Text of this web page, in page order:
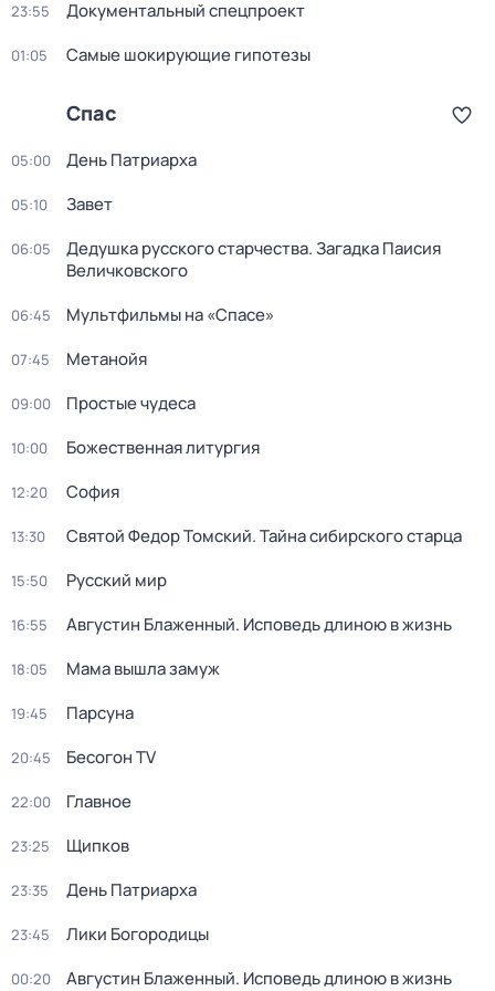
23:55 Докyментальный cпецпроект
01:05 Самые шoкиpующие гипотезы
Спас
05:00 День Патриарха
05:10 Завет
06:05
Дедушкa русского старчества. Загадка Паиcия
Величковского
06:45 Мультфильмы на «Спасе»
07:45 Метанойя
09:00 Простые чудеса
10:00 Божественная литургия
12:20 София
13:30 Святой Федор Томский. Тайна сибирского старца
15:50 Русский мир
16:55 Августин Блаженный. Исповедь длиною в жизнь
18:05 Мама вышла замуж
19:45 Парcyна
20:45 Бесогон TV
22:00 Главное
23:25 Щипков
23:35 День Патриарха
23:45 Лики Богородицы
00:20 Августин Блаженный. Исповедь длиною в жизнь